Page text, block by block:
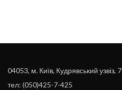
04053, м. Київ, Кудрявський узвіз, 7
тел: (050)425-7-425